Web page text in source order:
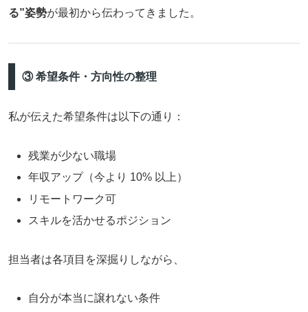
る”姿勢が最初から伝わってきました。
③ 希望条件・方向性の整理
私が伝えた希望条件は以下の通り：
残業が少ない職場
年収アップ（今より 10% 以上）
リモートワーク可
スキルを活かせるポジション
担当者は各項目を深掘りしながら、
自分が本当に譲れない条件